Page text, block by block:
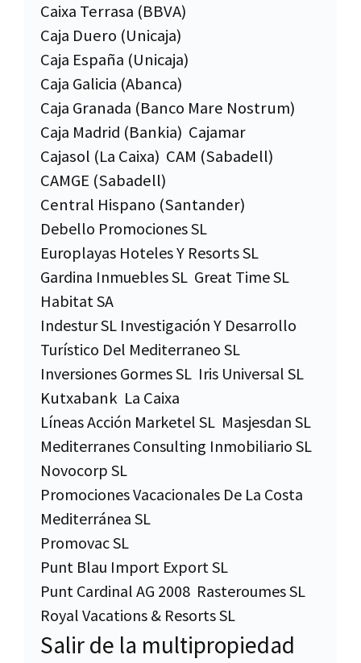
Caixa Terrasa (BBVA)
Caja Duero (Unicaja)
Caja España (Unicaja)
Caja Galicia (Abanca)
Caja Granada (Banco Mare Nostrum)
Caja Madrid (Bankia) Cajamar
Cajasol (La Caixa) CAM (Sabadell)
CAMGE (Sabadell)
Central Hispano (Santander)
Debello Promociones SL
Europlayas Hoteles Y Resorts SL
Gardina Inmuebles SL Great Time SL
Habitat SA
Indestur SL Investigación Y Desarrollo
Turístico Del Mediterraneo SL
Inversiones Gormes SL Iris Universal SL
Kutxabank La Caixa
Líneas Acción Marketel SL Masjesdan SL
Mediterranes Consulting Inmobiliario SL
Novocorp SL
Promociones Vacacionales De La Costa
Mediterránea SL
Promovac SL
Punt Blau Import Export SL
Punt Cardinal AG 2008 Rasteroumes SL
Royal Vacations & Resorts SL
Salir de la multipropiedad